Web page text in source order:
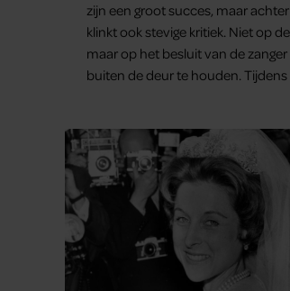
zijn een groot succes, maar
klinkt ook stevige kritiek. Niet op
maar op het besluit van de
buiten de deur te houden.
Volgens hen is Jan Smit de
moeilijker bereikbaar geworden en
media nauwelijks nog interviews.